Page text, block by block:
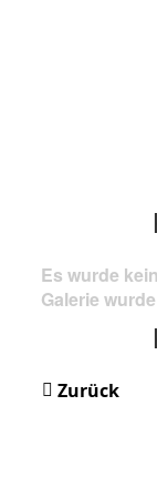
Es wurde
Galerie
Zurück